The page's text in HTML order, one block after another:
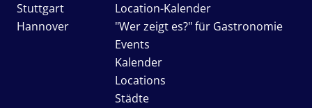
Stuttgart
Hannover
Location-Kalender
"Wer zeigt es?" für Gastronomie
Events
Kalender
Locations
Städte